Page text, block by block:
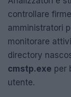
controllare
amministratori
monitorare
directory
cmstp.exe per
utente.